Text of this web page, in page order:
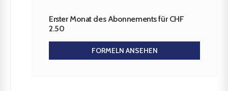
Erster Monat des Abonnements für CHF
2.50
FORMELN ANSEHEN